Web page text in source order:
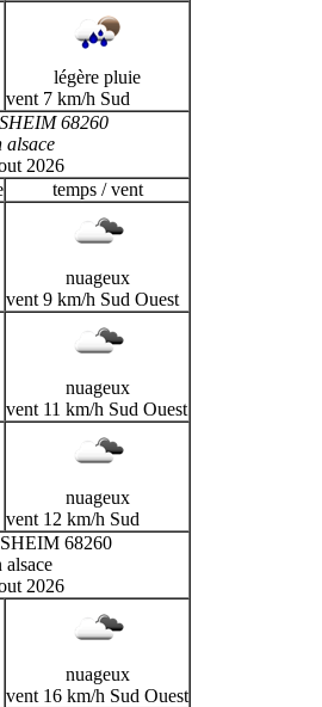
légère pluie
vent 7 km/h Sud
68260
alsace
2026
temps / vent
nuageux
vent 9 km/h Sud Ouest
nuageux
vent 11 km/h Sud Ouest
nuageux
vent 12 km/h Sud
68260
alsace
2026
nuageux
vent 16 km/h Sud Ouest